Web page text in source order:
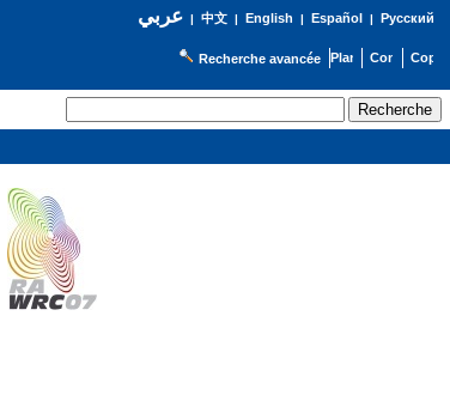
عربي| 中文| English | Español | Русский
Recherche avancée